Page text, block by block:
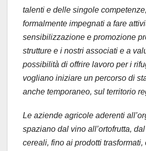
talenti e delle singole
formalmente impegnati a fare
sensibilizzazione e promozione
strutture e i nostri associati e a
possibilità di offrire lavoro per i
vogliano iniziare un percorso di
anche temporaneo, sul territorio
Le aziende agricole aderenti
spaziano dal vino all’ortofrutta,
cereali, fino ai prodotti trasformati,